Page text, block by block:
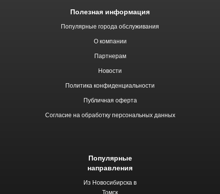
Популярные
направления
Из Новосибирска в
Томск
Полезная информация
Популярные города обслуживания
О компании
Партнерам
Новости
Политика конфиденциальности
Публичная оферта
Согласие на обработку персональных данных